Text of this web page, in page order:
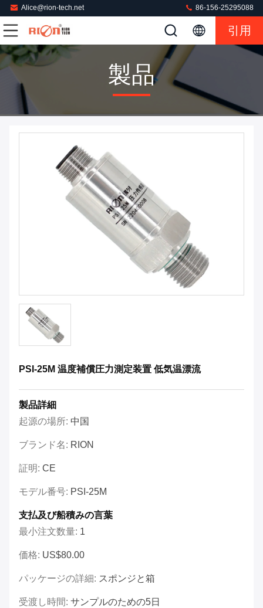
Alice@rion-tech.net 86-156-25295088
引用
製品
PSI-25M 温度補償圧力測定装置 低気温漂流
製品詳細
起源の場所: 中国
ブランド名: RION
証明: CE
モデル番号: PSI-25M
支払及び船積みの言葉
最小注文数量: 1
価格: US$80.00
パッケージの詳細: スポンジと箱
受渡し時間: サンプルのための5日